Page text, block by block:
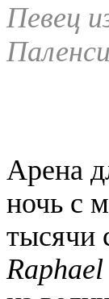
Певец
Арена
ночь с
тысячи
Raphael